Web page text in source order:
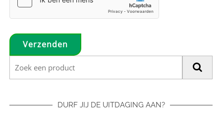
DURF JIJ DE UITDAGING AAN?